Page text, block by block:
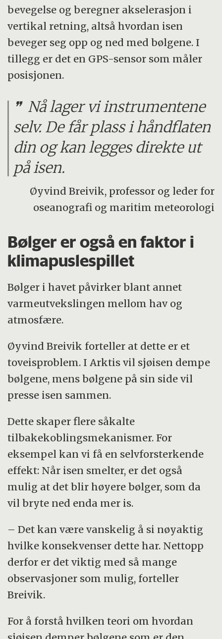
bevegelse og beregner akselerasjon i
vertikal retning, altså hvordan isen
beveger seg opp og ned med bølgene. I
tillegg er det en GPS-sensor som måler
posisjonen.
Nå lager vi instrumentene
selv. De får plass i håndflaten
din og kan legges direkte ut
på isen.
Øyvind Breivik, professor og leder for
oseanografi og maritim meteorologi
Bølger er også en faktor i
klimapuslespillet
Bølger i havet påvirker blant annet
varmeutvekslingen mellom hav og
atmosfære.
Øyvind Breivik forteller at dette er et
toveisproblem. I Arktis vil sjøisen dempe
bølgene, mens bølgene på sin side vil
presse isen sammen.
Dette skaper flere såkalte
tilbakekoblingsmekanismer. For
eksempel kan vi få en selvforsterkende
effekt: Når isen smelter, er det også
mulig at det blir høyere bølger, som da
vil bryte ned enda mer is.
– Det kan være vanskelig å si nøyaktig
hvilke konsekvenser dette har. Nettopp
derfor er det viktig med så mange
observasjoner som mulig, forteller
Breivik.
For å forstå hvilken teori om hvordan